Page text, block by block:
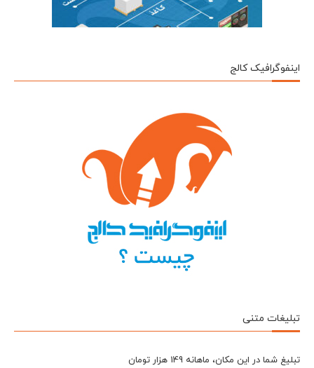
اینفوگرافیک کالج
تبلیغات متنی
تبلیغ شما در این مکان، ماهانه 149 هزار تومان